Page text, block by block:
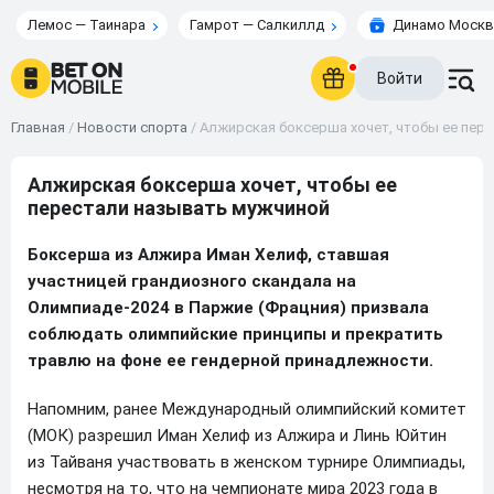
Лемос — Таинара Гамрот — Салкиллд Динамо
Войти
Главная / Новости спорта / Алжирская боксерша хочет, чтобы ее
Алжирская боксерша хочет, чтобы ее
перестали называть мужчиной
Боксерша из Алжира Иман Хелиф, ставшая
участницей грандиозного скандала на
Олимпиаде-2024 в Паржие (Фрацния) призвала
соблюдать олимпийские принципы и прекратить
травлю на фоне ее гендерной принадлежности.
Напомним, ранее Международный олимпийский комитет
(МОК) разрешил Иман Хелиф из Алжира и Линь Юйтин
из Тайваня участвовать в женском турнире Олимпиады,
несмотря на то, что на чемпионате мира 2023 года в